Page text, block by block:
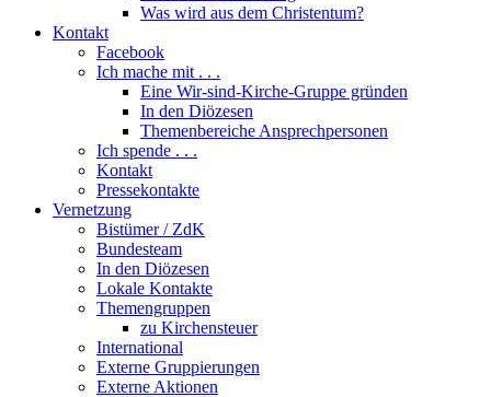
Was wird aus dem Christentum?
Kontakt
Facebook
Ich mache mit . . .
Eine Wir-sind-Kirche-Gruppe gründen
In den Diözesen
Themenbereiche Ansprechpersonen
Ich spende . . .
Kontakt
Pressekontakte
Vernetzung
Bistümer / ZdK
Bundesteam
In den Diözesen
Lokale Kontakte
Themengruppen
zu Kirchensteuer
International
Externe Gruppierungen
Externe Aktionen